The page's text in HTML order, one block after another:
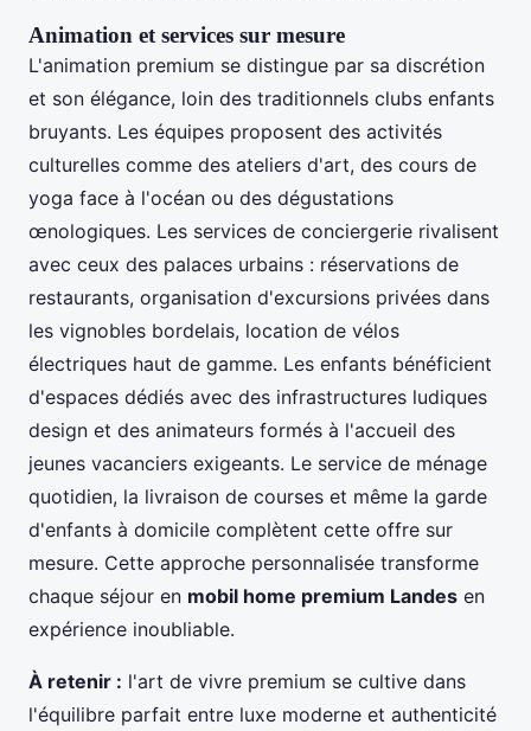
Animation et services sur mesure
L'animation premium se distingue par sa discrétion
et son élégance, loin des traditionnels clubs enfants
bruyants. Les équipes proposent des activités
culturelles comme des ateliers d'art, des cours de
yoga face à l'océan ou des dégustations
œnologiques. Les services de conciergerie rivalisent
avec ceux des palaces urbains : réservations de
restaurants, organisation d'excursions privées dans
les vignobles bordelais, location de vélos
électriques haut de gamme. Les enfants bénéficient
d'espaces dédiés avec des infrastructures ludiques
design et des animateurs formés à l'accueil des
jeunes vacanciers exigeants. Le service de ménage
quotidien, la livraison de courses et même la garde
d'enfants à domicile complètent cette offre sur
mesure. Cette approche personnalisée transforme
chaque séjour en mobil home premium Landes en
expérience inoubliable.
À retenir : l'art de vivre premium se cultive dans
l'équilibre parfait entre luxe moderne et authenticité